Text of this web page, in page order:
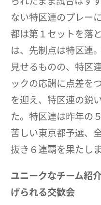
ない特区連のプレー
都は第１セットを落
は、先制点は特区連
見せるものの、特区
ックの応酬に点差を
を迎え、特区連の鋭
た。特区連は昨年の
苦しい東京都予選、
抜き６連覇を果たしま
ユニークなチーム紹
げられる交歓会